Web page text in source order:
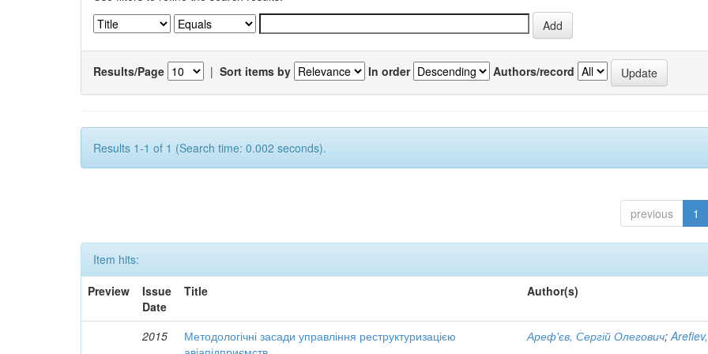
Results/Page | Sort items by In order Authors/record
Results 1-1 of 1 (Search time: 0.002 seconds).
previous 1
Item hits:
Preview
Issue
Date
Title Author(s)
2015
Методологічні засади управління реструктуризацією
Ареф'єв, Сергій Олегович;